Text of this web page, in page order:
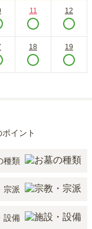
11 12
18 19
イント
種類
宗派
設備